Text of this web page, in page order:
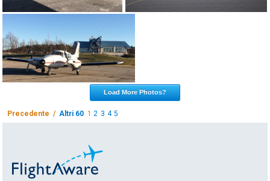
Load More Photos?
Precedente /Altri 60 12 3 4 5